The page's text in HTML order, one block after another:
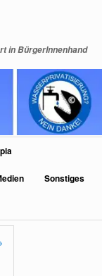
in BürgerInnenhand
Sonstiges